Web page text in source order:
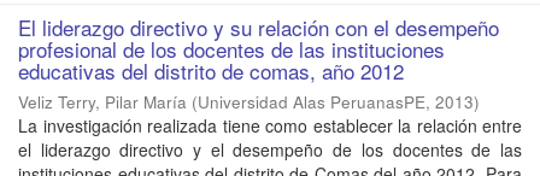
El liderazgo directivo y su relación con el desempeño
profesional de los docentes de las instituciones
educativas del distrito de comas, año 2012
Veliz Terry, Pilar María (Universidad Alas PeruanasPE, 2013)
La investigación realizada tiene como establecer la relación entre
el liderazgo directivo y el desempeño de los docentes de las